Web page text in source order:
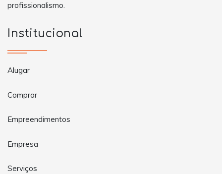
profissionalismo.
Institucional
Alugar
Comprar
Empreendimentos
Empresa
Serviços